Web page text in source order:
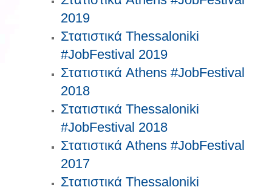
2019
Στατιστικά Thessaloniki
#JobFestival 2019
Στατιστικά Athens #JobFestival
2018
Στατιστικά Thessaloniki
#JobFestival 2018
Στατιστικά Athens #JobFestival
2017
Στατιστικά Thessaloniki